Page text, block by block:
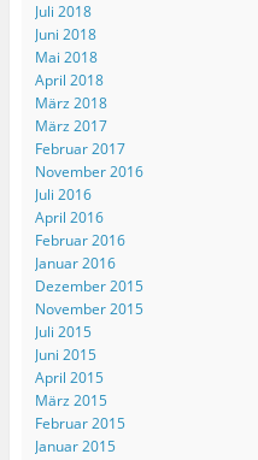
Juli 2018
Juni 2018
Mai 2018
April 2018
März 2018
März 2017
Februar 2017
November 2016
Juli 2016
April 2016
Februar 2016
Januar 2016
Dezember 2015
November 2015
Juli 2015
Juni 2015
April 2015
März 2015
Februar 2015
Januar 2015